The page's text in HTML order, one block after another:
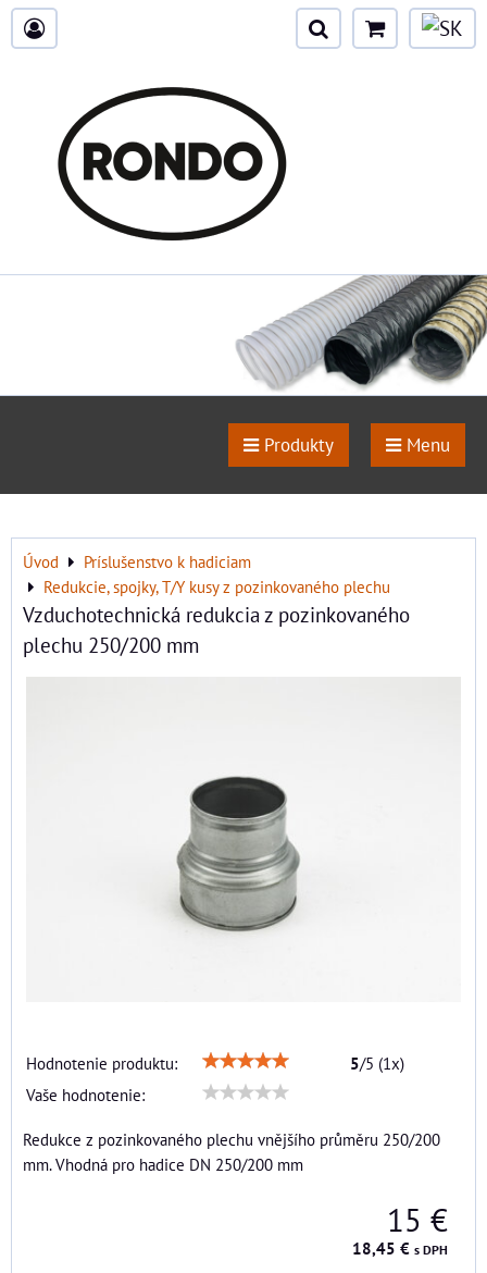
Produkty Menu
Úvod
Príslušenstvo k hadiciam
Redukcie, spojky, T/Y kusy z pozinkovaného plechu
Vzduchotechnická redukcia z pozinkovaného
plechu 250/200 mm
Hodnotenie produktu: 5/5 (1x)
Vaše hodnotenie:
Redukce z pozinkovaného plechu vnějšího průměru 250/200
mm. Vhodná pro hadice DN 250/200 mm
15 €
18,45 € s DPH